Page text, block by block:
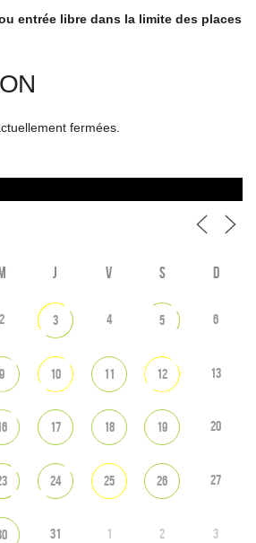
entrée libre dans la limite des places
fermées.
M J V S D
2 3 4 5 6
9 10 11 12 13
17 18 19 20
24 25 26 27
31 1 2 3